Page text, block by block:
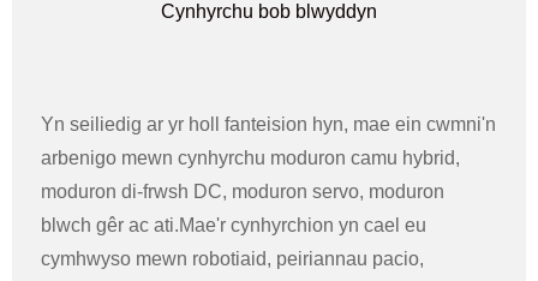
Cynhyrchu bob blwyddyn
Yn seiliedig ar yr holl fanteision hyn, mae ein cwmni'n
arbenigo mewn cynhyrchu moduron camu hybrid,
moduron di-frwsh DC, moduron servo, moduron
blwch gêr ac ati.Mae'r cynhyrchion yn cael eu
cymhwyso mewn robotiaid, peiriannau pacio,